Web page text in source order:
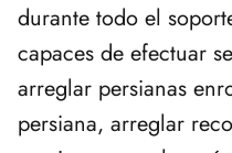
durante todo el
capaces de efectuar
arreglar persianas
persiana, arreglar